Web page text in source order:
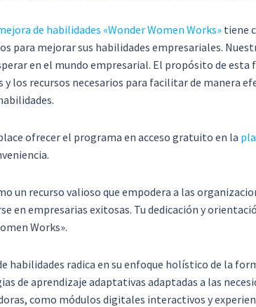
de habilidades «Wonder Women Works» tiene
para mejorar sus habilidades empresariales.
en el mundo empresarial. El propósito de esta
los recursos necesarios para facilitar de manera
ofrecer el programa en acceso gratuito en la
un recurso valioso que empodera a las
en empresarias exitosas. Tu dedicación y
Works».
habilidades radica en su enfoque holístico de la
aprendizaje adaptativas adaptadas a las
como módulos digitales interactivos y